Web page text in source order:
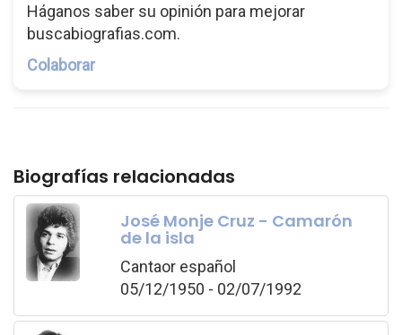
Háganos saber su opinión para mejorar
buscabiografias.com.
Colaborar
Biografías relacionadas
José Monje Cruz - Camarón
de la isla
Cantaor español
05/12/1950 - 02/07/1992